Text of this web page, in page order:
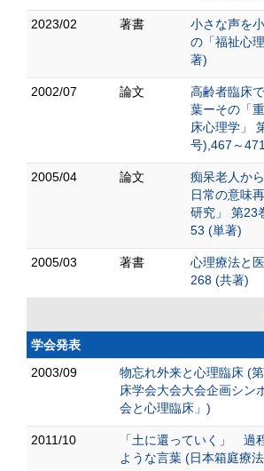
2023/02 著書
小さな声を
の「福祉心
著)
2002/07 論文
高齢者臨床
葉ーその「
床心理学」
号),467～
2005/04 論文
痴呆老人か
日常の意味
研究」 第23
53 (単著)
2005/03 著書
心理療法と
268 (共著)
学会発表
2003/09
物忘れ外来と心理臨床 (
床学会大会大会企画シン
会と心理臨床」)
2011/10
「土に還っていく」 過
ような言葉 (日本箱庭療